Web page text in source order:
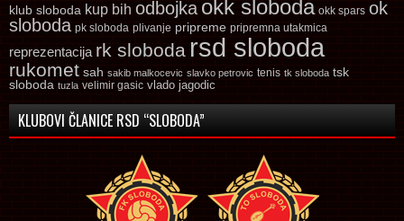
klub sloboda kup bih odbojka okk sloboda okk spars ok
sloboda pk sloboda plivanje pripreme pripremna utakmica
reprezentacija rk sloboda rsd sloboda
rukomet sah sakib malkocevic slavko petrovic tenis tk sloboda tsk
sloboda tuzla velimir gasic vlado jagodic
KLUBOVI ČLANICE RSD “SLOBODA”